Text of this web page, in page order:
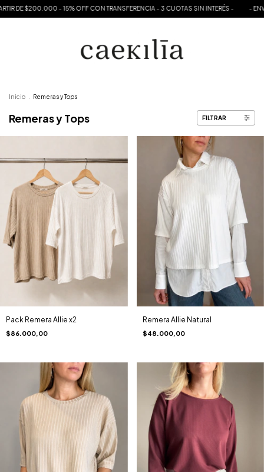
- 15% OFF CON TRANSFERENCIA - 3 CUOTAS SIN INTERÉS - - ENVÍO GRATIS A
Inicio Remeras y Tops
Remeras y Tops FILTRAR
Pack Remera Allie x2
$86.000,00
Remera Allie Natural
$48.000,00